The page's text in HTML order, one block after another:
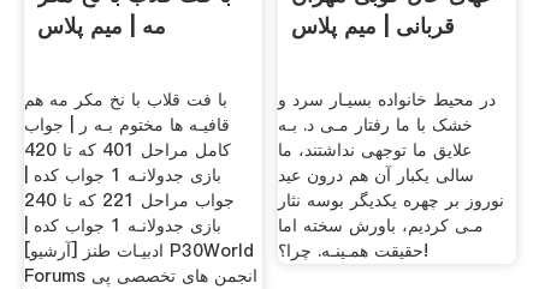
مه | میم پلاس
با فت قلاب با نخ مکر مه هم
قافیـه ها مختوم بـه ر | جواب
کامل مراحل 401 که تا 420
بازی جدولانـه 1 جواب کده |
جواب مراحل 221 که تا 240
بازی جدولانـه 1 جواب کده |
ادبیـات طنز [آرشيو] P30World
Forums انجمن های تخصصی پی
قربانی | میم پلاس
در محیط خانواده بسیـار سرد و
خشک با ما رفتار مـی د. بـه
علایق ما توجهی نداشتند، ما
سالی یکبار آن هم درون عید
نوروز بر چهره یکدیگر بوسه نثار
مـی کردیم، باورش سخته اما
حقیقت همـینـه. چرا؟!